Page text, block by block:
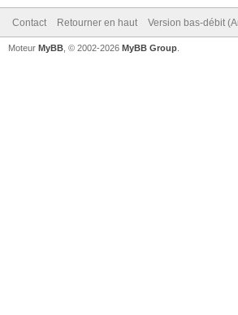
Contact Retourner en haut Version bas-débit
Moteur MyBB , © 2002-2026 MyBB Group